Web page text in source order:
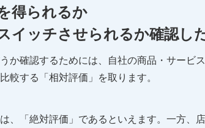
得られるか
イッチさせられるか確認し
確認するためには、自社の商品・サービ
する「相対評価」を取ります。
「絶対評価」であるといえます。一方、